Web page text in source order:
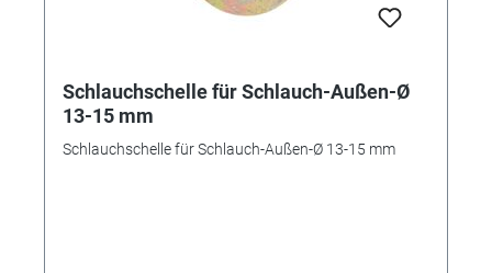
Schlauchschelle für Schlauch-Außen-Ø
13-15 mm
Schlauchschelle für Schlauch-Außen-Ø 13-15 mm